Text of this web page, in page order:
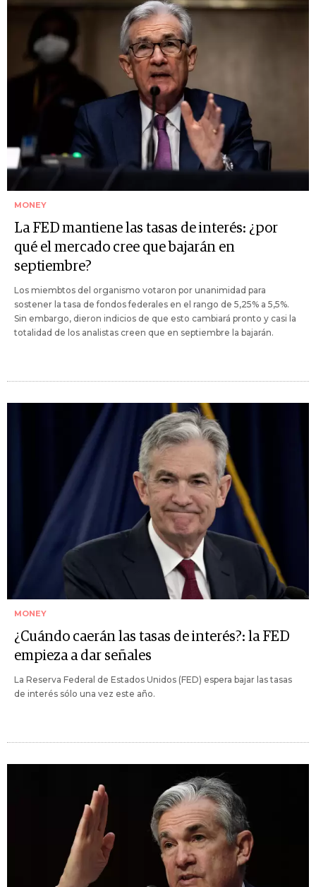
MONEY
La FED mantiene las tasas de interés: ¿por
qué el mercado cree que bajarán en
septiembre?
Los miembtos del organismo votaron por unanimidad para
sostener la tasa de fondos federales en el rango de 5,25% a 5,5%.
Sin embargo, dieron indicios de que esto cambiará pronto y casi la
totalidad de los analistas creen que en septiembre la bajarán.
MONEY
¿Cuándo caerán las tasas de interés?: la FED
empieza a dar señales
La Reserva Federal de Estados Unidos (FED) espera bajar las tasas
de interés sólo una vez este año.